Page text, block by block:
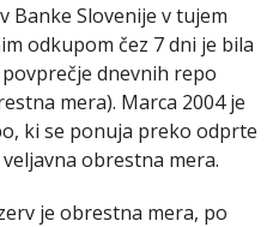
Banke Slovenije v tujem
odkupom čez 7 dni je bila
dnevnih repo
mera). Marca 2004 je
ki se ponuja preko odprte
obrestna mera.
je obrestna mera, po